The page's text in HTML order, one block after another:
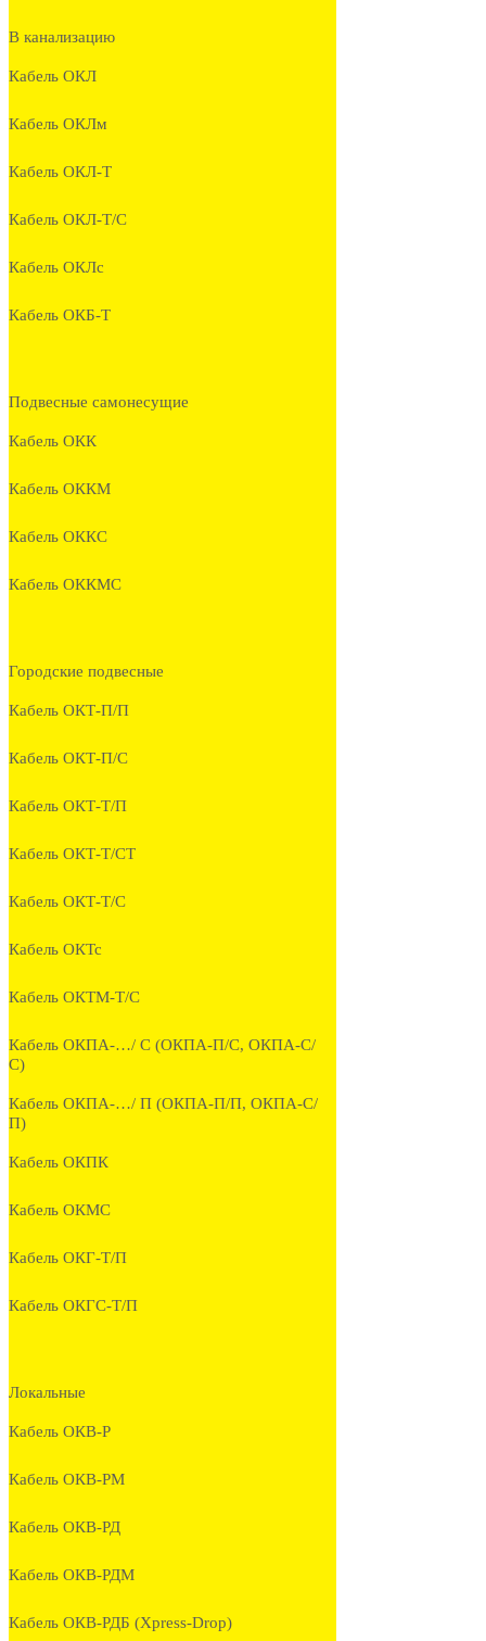
В канализацию
Кабель ОКЛ
Кабель ОКЛм
Кабель ОКЛ-Т
Кабель ОКЛ-Т/С
Кабель ОКЛc
Кабель ОКБ-Т
Подвесные самонесущие
Кабель ОКК
Кабель ОККМ
Кабель ОККС
Кабель ОККМС
Городские подвесные
Кабель ОКТ-П/П
Кабель ОКТ-П/С
Кабель ОКТ-Т/П
Кабель ОКТ-Т/СТ
Кабель ОКТ-Т/С
Кабель ОКТс
Кабель ОКТМ-Т/С
Кабель ОКПА-…/ С (ОКПА-П/С, ОКПА-С/
С)
Кабель ОКПА-…/ П (ОКПА-П/П, ОКПА-С/
П)
Кабель ОКПК
Кабель ОКМС
Кабель ОКГ-Т/П
Кабель ОКГС-Т/П
Локальные
Кабель ОКВ-Р
Кабель ОКВ-РМ
Кабель ОКВ-РД
Кабель ОКВ-РДМ
Кабель ОКВ-РДБ (Xpress-Drop)